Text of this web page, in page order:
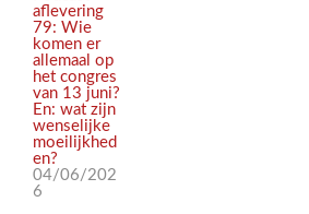
aflevering
79: Wie
komen er
allemaal op
het congres
van 13 juni?
En: wat zijn
wenselijke
moeilijkhed
en?
04/06/202
6